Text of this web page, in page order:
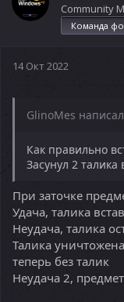
Community
Команда
14 Окт 2022
GlinoMes
Как правильно
Засунул 2
При заточке
Удача, талика
Неудача, талика
Талика
теперь без талик
Неудача 2,